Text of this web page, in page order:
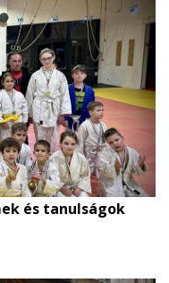
és tanulságok